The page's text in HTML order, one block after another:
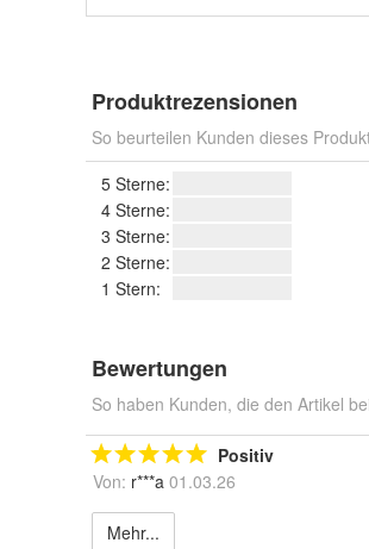
Produktrezensionen
So beurteilen Kunden dieses
5 Sterne:
4 Sterne:
3 Sterne:
2 Sterne:
1 Stern:
Bewertungen
So haben Kunden, die den Artikel
Positiv
Von: r***a 01.03.26
Mehr...